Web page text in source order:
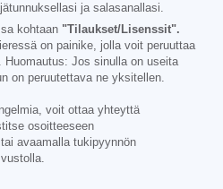
ja salasanallasi.
kohtaan "Tilaukset/Lisenssit".
on painike, jolla voit peruuttaa
Jos sinulla on useita
on peruutettava ne yksitellen.
voit ottaa yhteyttä
osoitteeseen
tai avaamalla tukipyynnön